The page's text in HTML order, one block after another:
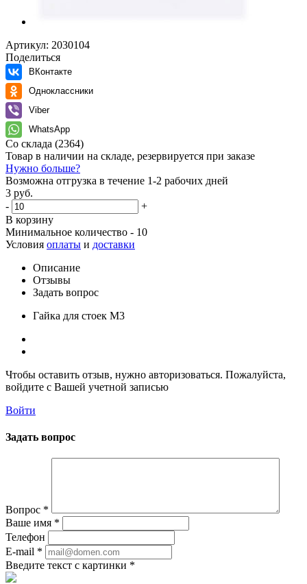
Артикул: 2030104
Поделиться
ВКонтакте
Одноклассники
Viber
WhatsApp
Со склада (2364)
Товар в наличии на складе, резервируется при заказе
Нужно больше?
Возможна отгрузка в течение 1-2 рабочих дней
3 руб.
-
+
В корзину
Минимальное количество - 10
Условия оплаты и доставки
Описание
Отзывы
Задать вопрос
Гайка для стоек М3
Чтобы оставить отзыв, нужно авторизоваться. Пожалуйста,
войдите с Вашей учетной записью
Войти
Задать вопрос
Вопрос *
Ваше имя *
Телефон
E-mail *
Введите текст с картинки *